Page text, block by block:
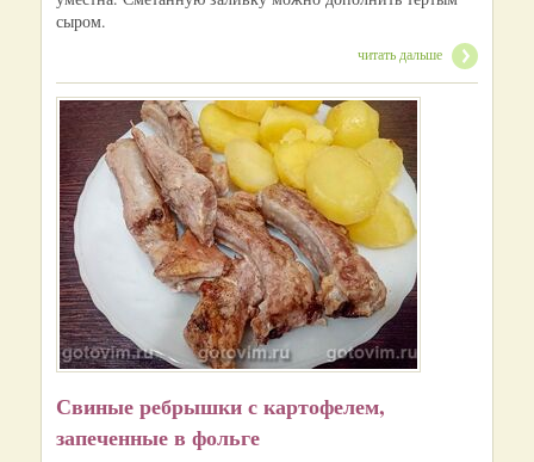
сыром.
читать дальше
Свиные ребрышки с картофелем,
запеченные в фольге